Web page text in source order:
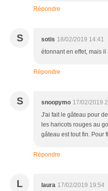
Répondre
S sotis 18/02/2019 14:41
étonnant en effet, mais
Répondre
S snoopymo 17/02/2019
J'ai fait le gâteau pour
les haricots rouges au
gâteau est tout fin. Pour
Répondre
L laura 17/02/2019 19:54